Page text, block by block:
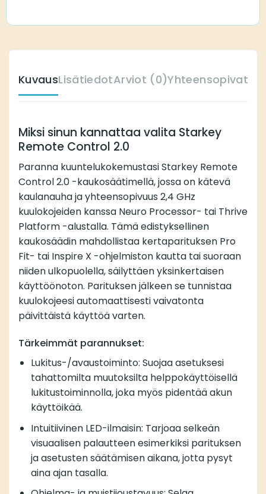
KuvausLisätiedotArviot (0)Yhteensopivat
Miksi sinun kannattaa valita Starkey
Remote Control 2.0
Paranna kuuntelukokemustasi Starkey Remote
Control 2.0 -kaukosäätimellä, jossa on kätevä
kaulanauha ja yhteensopivuus 2,4 GHz
kuulokojeiden kanssa Neuro Processor- tai Thrive
Platform -alustalla. Tämä edistyksellinen
kaukosäädin mahdollistaa kertaparituksen Pro
Fit- tai Inspire X -ohjelmiston kautta tai suoraan
niiden ulkopuolella, säilyttäen yksinkertaisen
käyttöönoton. Parituksen jälkeen se tunnistaa
kuulokojeesi automaattisesti vaivatonta
päivittäistä käyttöä varten.
Tärkeimmät parannukset:
Lukitus-/avaustoiminto: Suojaa asetuksesi
tahattomilta muutoksilta helppokäyttöisellä
lukitustoiminnolla, joka myös pidentää akun
käyttöikää.
Intuitiivinen LED-ilmaisin: Tarjoaa selkeän
visuaalisen palautteen esimerkiksi parituksen
ja asetusten säätämisen aikana, jotta pysyt
aina ajan tasalla.